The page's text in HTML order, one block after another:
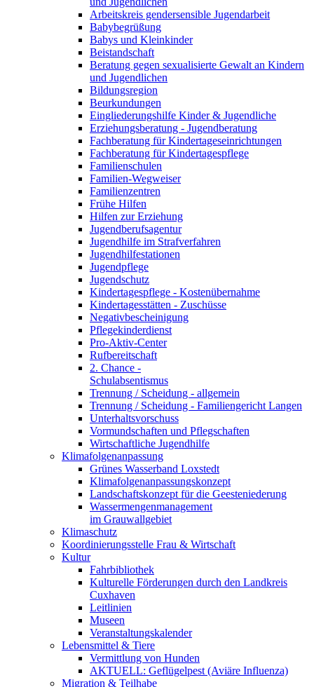
Arbeitskreis gendersensible Jugendarbeit
Babybegrüßung
Babys und Kleinkinder
Beistandschaft
Beratung gegen sexualisierte Gewalt an Kindern
und Jugendlichen
Bildungsregion
Beurkundungen
Eingliederungshilfe Kinder & Jugendliche
Erziehungsberatung - Jugendberatung
Fachberatung für Kindertageseinrichtungen
Fachberatung für Kindertagespflege
Familienschulen
Familien-Wegweiser
Familienzentren
Frühe Hilfen
Hilfen zur Erziehung
Jugendberufsagentur
Jugendhilfe im Strafverfahren
Jugendhilfestationen
Jugendpflege
Jugendschutz
Kindertagespflege - Kostenübernahme
Kindertagesstätten - Zuschüsse
Negativbescheinigung
Pflegekinderdienst
Pro-Aktiv-Center
Rufbereitschaft
2. Chance -
Schulabsentismus
Trennung / Scheidung - allgemein
Trennung / Scheidung - Familiengericht Langen
Unterhaltsvorschuss
Vormundschaften und Pflegschaften
Wirtschaftliche Jugendhilfe
Klimafolgenanpassung
Grünes Wasserband Loxstedt
Klimafolgenanpassungskonzept
Landschaftskonzept für die Geesteniederung
Wassermengenmanagement
im Grauwallgebiet
Klimaschutz
Koordinierungsstelle Frau & Wirtschaft
Kultur
Fahrbibliothek
Kulturelle Förderungen durch den Landkreis
Cuxhaven
Leitlinien
Museen
Veranstaltungskalender
Lebensmittel & Tiere
Vermittlung von Hunden
AKTUELL: Geflügelpest (Aviäre Influenza)
Migration & Teilhabe